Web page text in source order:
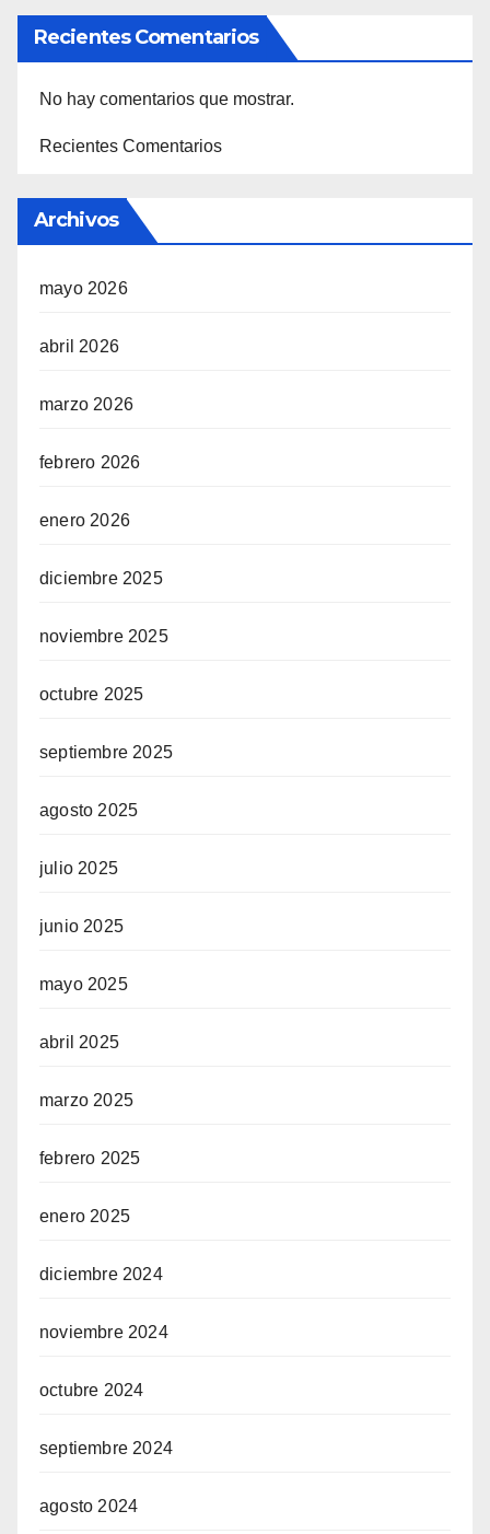
Recientes Comentarios
No hay comentarios que mostrar.
Recientes Comentarios
Archivos
mayo 2026
abril 2026
marzo 2026
febrero 2026
enero 2026
diciembre 2025
noviembre 2025
octubre 2025
septiembre 2025
agosto 2025
julio 2025
junio 2025
mayo 2025
abril 2025
marzo 2025
febrero 2025
enero 2025
diciembre 2024
noviembre 2024
octubre 2024
septiembre 2024
agosto 2024